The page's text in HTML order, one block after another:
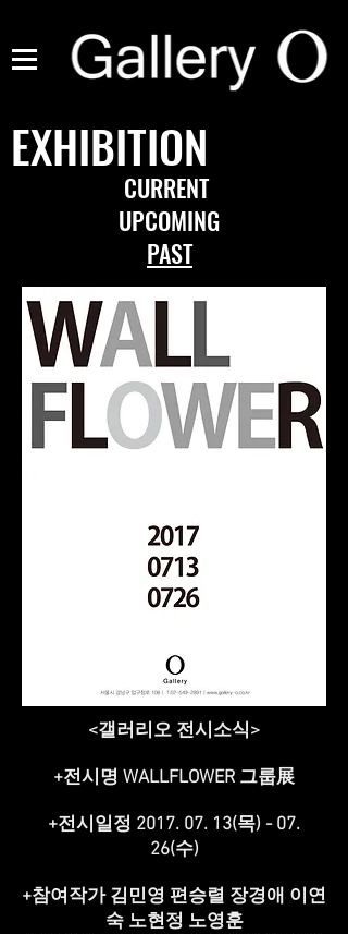
EXHIBITION
CURRENT
UPCOMING
PAST
<갤러리오 전시소식>
+전시명 WALLFLOWER 그룹展
+전시일정 2017. 07. 13(목) - 07.
26(수)
+참여작가 김민영 편승렬 장경애 이연
숙 노현정 노영훈